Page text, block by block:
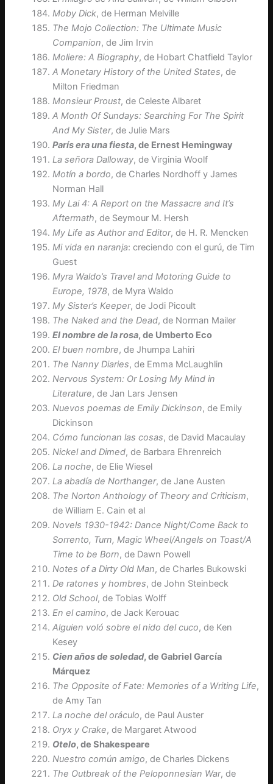
Moby Dick, de Herman Melville
The Mojo Collection: The Ultimate Music
Companion, de Jim Irvin
Moliere: A Biography, de Hobart Chatfield Taylor
A Monetary History of the United States, de
Milton Friedman
Monsieur Proust, de Celeste Albaret
A Month Of Sundays: Searching For The Spirit
And My Sister, de Julie Mars
París era una fiesta, de Ernest Hemingway
La señora Dalloway, de Virginia Woolf
Motín a bordo, de Charles Nordhoff y James
Norman Hall
My Lai 4: A Report on the Massacre and It’s
Aftermath, de Seymour M. Hersh
My Life as Author and Editor, de H. R. Mencken
Mi vida en naranja: creciendo con el gurú, de Tim
Guest
Myra Waldo’s Travel and Motoring Guide to
Europe, 1978, de Myra Waldo
My Sister’s Keeper, de Jodi Picoult
The Naked and the Dead, de Norman Mailer
El nombre de la rosa, de Umberto Eco
El buen nombre, de Jhumpa Lahiri
The Nanny Diaries, de Emma McLaughlin
Nervous System: Or Losing My Mind in
Literature, de Jan Lars Jensen
Nuevos poemas de Emily Dickinson, de Emily
Dickinson
Cómo funcionan las cosas, de David Macaulay
Nickel and Dimed, de Barbara Ehrenreich
La noche, de Elie Wiesel
La abadía de Northanger, de Jane Austen
The Norton Anthology of Theory and Criticism,
de William E. Cain et al
Novels 1930-1942: Dance Night/Come Back to
Sorrento, Turn, Magic Wheel/Angels on Toast/A
Time to be Born, de Dawn Powell
Notes of a Dirty Old Man, de Charles Bukowski
De ratones y hombres, de John Steinbeck
Old School, de Tobias Wolff
En el camino, de Jack Kerouac
Alguien voló sobre el nido del cuco, de Ken
Kesey
Cien años de soledad, de Gabriel García
Márquez
The Opposite of Fate: Memories of a Writing Life,
de Amy Tan
La noche del oráculo, de Paul Auster
Oryx y Crake, de Margaret Atwood
Otelo, de Shakespeare
Nuestro común amigo, de Charles Dickens
The Outbreak of the Peloponnesian War, de